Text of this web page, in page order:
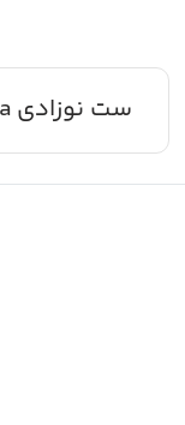
ست نوزادی carmania